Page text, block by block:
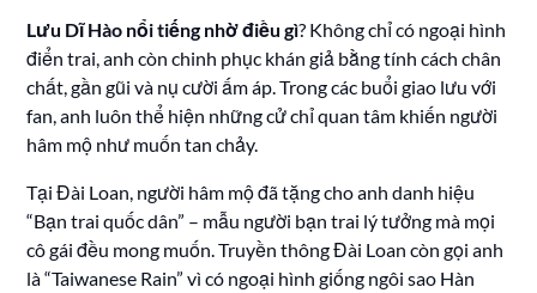
Lưu Dĩ Hào nổi tiếng nhờ điều gì? Không chỉ có ngoại hình
điển trai, anh còn chinh phục khán giả bằng tính cách chân
chất, gần gũi và nụ cười ấm áp. Trong các buổi giao lưu với
fan, anh luôn thể hiện những cử chỉ quan tâm khiến người
hâm mộ như muốn tan chảy.
Tại Đài Loan, người hâm mộ đã tặng cho anh danh hiệu
“Bạn trai quốc dân” – mẫu người bạn trai lý tưởng mà mọi
cô gái đều mong muốn. Truyền thông Đài Loan còn gọi anh
là “Taiwanese Rain” vì có ngoại hình giống ngôi sao Hàn